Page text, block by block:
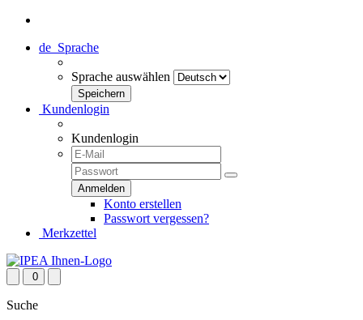
de Sprache
Sprache auswählen
Kundenlogin
Kundenlogin
Konto erstellen
Passwort vergessen?
Merkzettel
0
Suche